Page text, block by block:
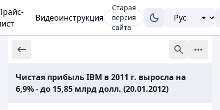
Видеоинструкция
Старая
версия
сайта
Чистая прибыль IBM в 2011 г. выросла на
6,9% - до 15,85 млрд долл. (20.01.2012)